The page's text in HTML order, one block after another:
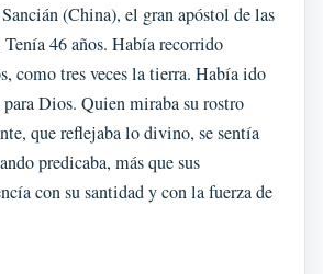
(China), el gran apóstol de las
46 años. Había recorrido
como tres veces la tierra. Había ido
para Dios. Quien miraba su rostro
que reflejaba lo divino, se sentía
predicaba, más que sus
con su santidad y con la fuerza de